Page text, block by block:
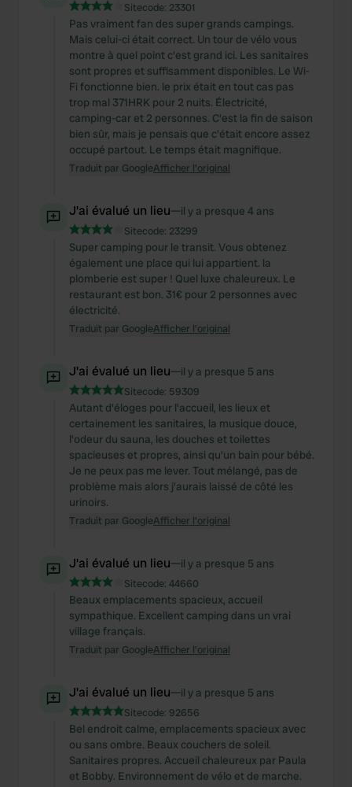
Sitecode: 23301
Pas vraiment fan des super grands campings.
Mais celui-ci était correct. Un tour de vélo vous
montre à quel point c'est grand ici. Les sanitaires
sont propres et suffisamment disponibles. Le Wi-
Fi fonctionne bien. le prix était en tout cas pas
trop mal 371HRK pour 2 nuits. Électricité,
camping-car et 2 personnes. C'est la fin de saison
bien sûr, mais je pensais que c'était encore assez
occupé partout. Le temps était magnifique.
Traduit par GoogleAfficher l'original
J'ai évalué un lieu—il y a presque 4 ans
Sitecode: 23299
Super camping pour le transit. Vous obtenez
également une place qui lui appartient. la
plomberie est super ! Quel luxe chaleureux. Le
restaurant est bon. 31€ pour 2 personnes avec
électricité.
Traduit par GoogleAfficher l'original
J'ai évalué un lieu—il y a presque 5 ans
Sitecode: 59309
Autant d'éloges pour l'accueil, les lieux et
certainement les sanitaires, la musique douce,
l'odeur du sauna, les douches et toilettes
spacieuses et propres, ainsi qu'un bain pour bébé.
Je ne peux pas me lever. Tout mélangé, pas de
problème mais alors j'aurais laissé de côté les
urinoirs.
Traduit par GoogleAfficher l'original
J'ai évalué un lieu—il y a presque 5 ans
Sitecode: 44660
Beaux emplacements spacieux, accueil
sympathique. Excellent camping dans un vrai
village français.
Traduit par GoogleAfficher l'original
J'ai évalué un lieu—il y a presque 5 ans
Sitecode: 92656
Bel endroit calme, emplacements spacieux avec
ou sans ombre. Beaux couchers de soleil.
Sanitaires propres. Accueil chaleureux par Paula
et Bobby. Environnement de vélo et de marche.